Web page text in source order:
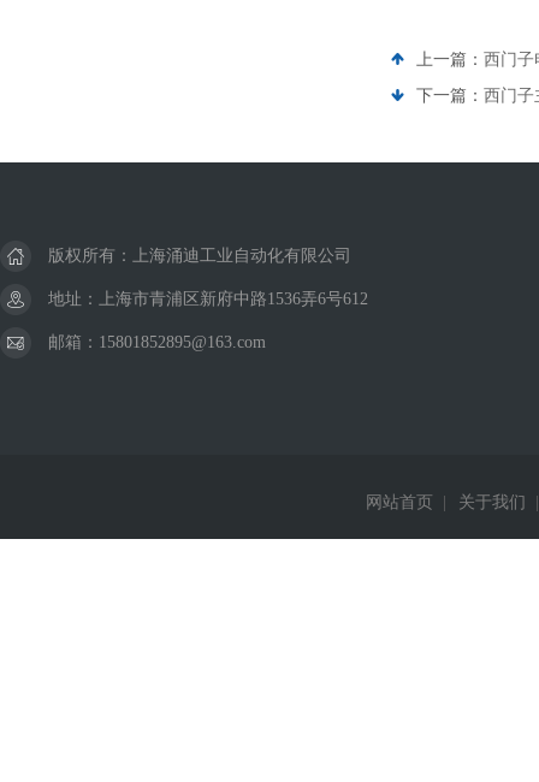
上一篇： 西门子
下一篇： 西门子
版权所有：上海涌迪工业自动化有限公司
地址：上海市青浦区新府中路1536弄6号612
邮箱：15801852895@163.com
网站首页 关于我们